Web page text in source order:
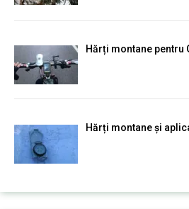
Hărți montane pentru
Hărți montane și